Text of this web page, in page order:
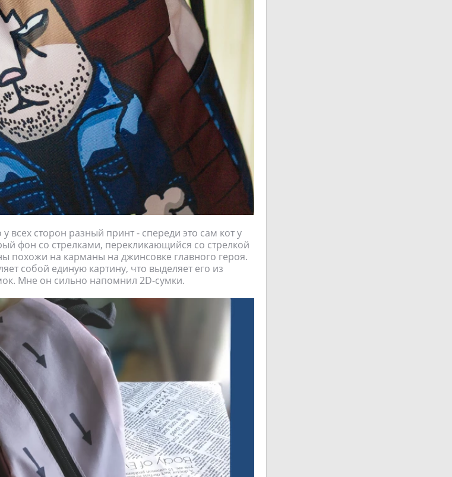
всех сторон разный принт - спереди это сам кот у
фон со стрелками, перекликающийся со стрелкой
похожи на карманы на джинсовке главного героя.
собой единую картину, что выделяет его из
Мне он сильно напомнил 2D-сумки.